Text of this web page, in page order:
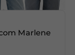
Marlene